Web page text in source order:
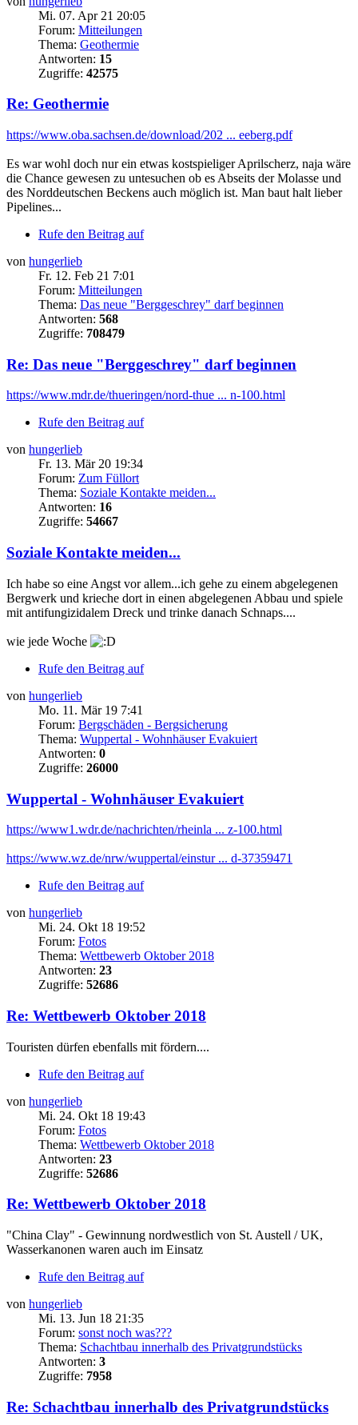
Mi. 07. Apr 21 20:05
Forum: Mitteilungen
Thema: Geothermie
Antworten: 15
Zugriffe: 42575
Re: Geothermie
https://www.oba.sachsen.de/download/202 ... eeberg.pdf
Es war wohl doch nur ein etwas kostspieliger Aprilscherz, naja wäre
die Chance gewesen zu untesuchen ob es Abseits der Molasse und
des Norddeutschen Beckens auch möglich ist. Man baut halt lieber
Pipelines...
Rufe den Beitrag auf
von hungerlieb
Fr. 12. Feb 21 7:01
Forum: Mitteilungen
Thema: Das neue "Berggeschrey" darf beginnen
Antworten: 568
Zugriffe: 708479
Re: Das neue "Berggeschrey" darf beginnen
https://www.mdr.de/thueringen/nord-thue ... n-100.html
Rufe den Beitrag auf
von hungerlieb
Fr. 13. Mär 20 19:34
Forum: Zum Füllort
Thema: Soziale Kontakte meiden...
Antworten: 16
Zugriffe: 54667
Soziale Kontakte meiden...
Ich habe so eine Angst vor allem...ich gehe zu einem abgelegenen
Bergwerk und krieche dort in einen abgelegenen Abbau und spiele
mit antifungizidalem Dreck und trinke danach Schnaps....
wie jede Woche
Rufe den Beitrag auf
von hungerlieb
Mo. 11. Mär 19 7:41
Forum: Bergschäden - Bergsicherung
Thema: Wuppertal - Wohnhäuser Evakuiert
Antworten: 0
Zugriffe: 26000
Wuppertal - Wohnhäuser Evakuiert
https://www1.wdr.de/nachrichten/rheinla ... z-100.html
https://www.wz.de/nrw/wuppertal/einstur ... d-37359471
Rufe den Beitrag auf
von hungerlieb
Mi. 24. Okt 18 19:52
Forum: Fotos
Thema: Wettbewerb Oktober 2018
Antworten: 23
Zugriffe: 52686
Re: Wettbewerb Oktober 2018
Touristen dürfen ebenfalls mit fördern....
Rufe den Beitrag auf
von hungerlieb
Mi. 24. Okt 18 19:43
Forum: Fotos
Thema: Wettbewerb Oktober 2018
Antworten: 23
Zugriffe: 52686
Re: Wettbewerb Oktober 2018
"China Clay" - Gewinnung nordwestlich von St. Austell / UK,
Wasserkanonen waren auch im Einsatz
Rufe den Beitrag auf
von hungerlieb
Mi. 13. Jun 18 21:35
Forum: sonst noch was???
Thema: Schachtbau innerhalb des Privatgrundstücks
Antworten: 3
Zugriffe: 7958
Re: Schachtbau innerhalb des Privatgrundstücks